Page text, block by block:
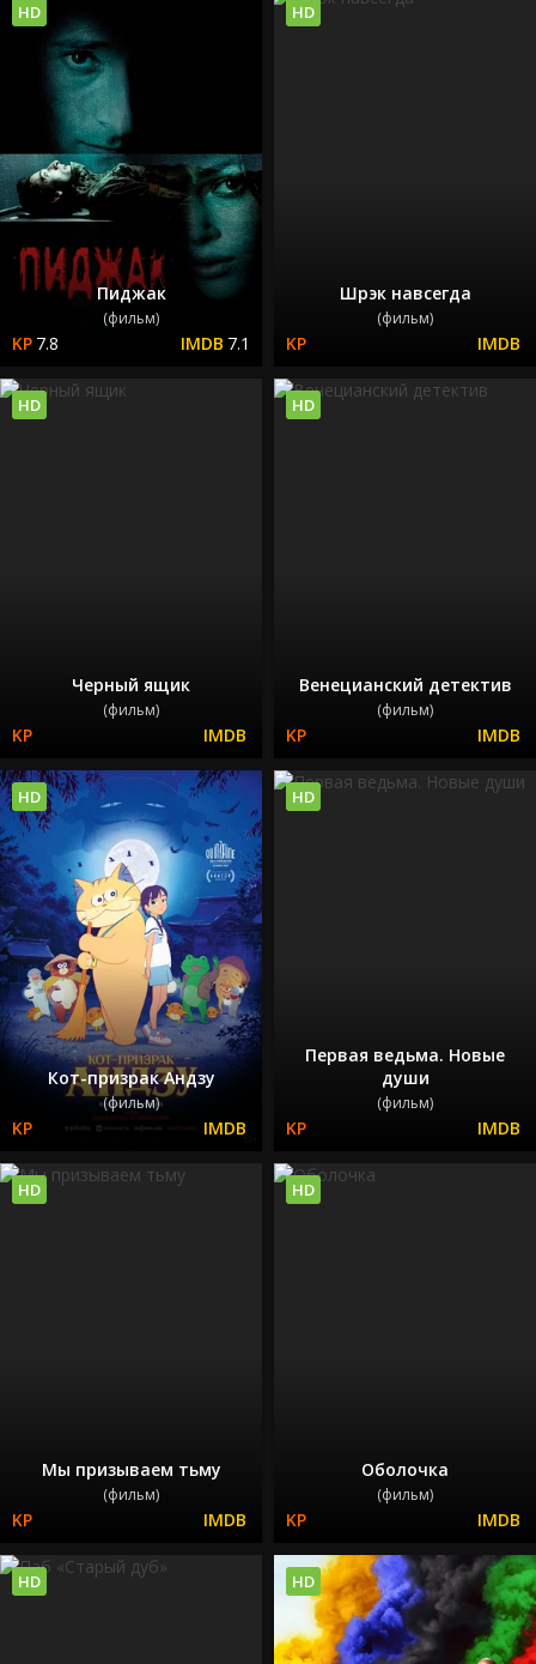
Пиджак
(фильм)
7.8 7.1
HD
Шрэк навсегда
(фильм)
HD
Черный ящик
(фильм)
HD
Венецианский детектив
(фильм)
HD
Кот-призрак Андзу
(фильм)
HD
Первая ведьма. Новые
души
(фильм)
HD
Мы призываем тьму
(фильм)
HD
Оболочка
(фильм)
HD
HD HD